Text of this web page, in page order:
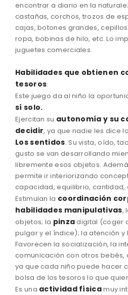
encontrar a diario en la
castañas, corchos, trozos de
cajas, botones grandes,
ropa, bobinas de hilo, etc. Lo
juguetes comerciales.
Habilidades que obtienen
tesoros:
Este juego da al niño la
sí solo.
Ejercitan su autonomía y su
decidir, ya que nadie les dice
Los sentidos. Su vista, oído,
gusto se van desarrollando
libremente esos objetos.
permite ir interiorizando
capacidad, equilibrio, cantidad,
Estimulan la coordinación
habilidades manipulativas,
objetos; la pinzadigital (coger
pulgar y el índice); la atención y
Favorecen la socialización, la
comunicación con otros bebés,
ya que cada niño puede hacer
bolsa de los tesoros lo que
Es una actividad físicamuy